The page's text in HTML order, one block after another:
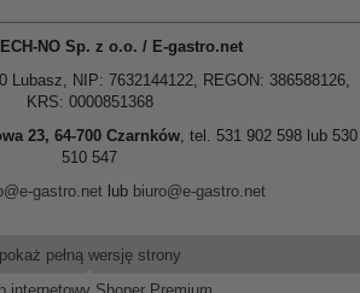
NO Sp. z o.o. / E-gastro.net
Lubasz, NIP: 7632144122, REGON: 386588126,
KRS: 0000851368
23, 64-700 Czarnków, tel. 531 902 598 lub 530
510 547
gastro.netlub biuro@e-gastro.net
pokaż pełną wersję strony